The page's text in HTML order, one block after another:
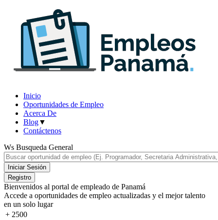
Inicio
Oportunidades de Empleo
Acerca De
Blog▼
Contáctenos
Ws Busqueda General
Bienvenidos al portal de empleado de Panamá
Accede a oportunidades de empleo actualizadas y el mejor talento
en un solo lugar
+ 2500